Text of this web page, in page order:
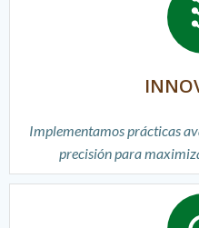
Implementamos prácticas
precisión para